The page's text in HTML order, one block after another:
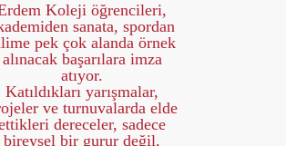
Koleji öğrencileri,
sanata, spordan
pek çok alanda örnek
alınacak başarılara imza
atıyor.
Katıldıkları yarışmalar,
ve turnuvalarda elde
dereceler, sadece
bireysel bir gurur değil,